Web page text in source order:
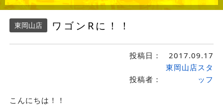
東岡山店 ワゴンRに！！
投稿日： 2017.09.17
投稿者：
東岡山店スタ
ッフ
こんにちは！！